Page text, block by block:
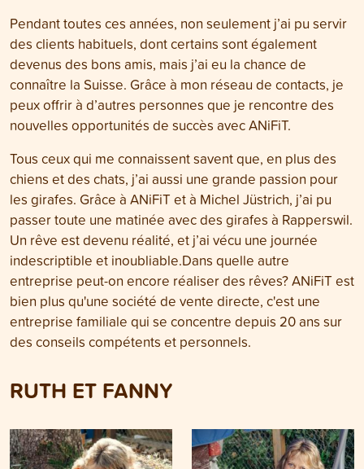
Pendant toutes ces années, non seulement j’ai pu servir
des clients habituels, dont certains sont également
devenus des bons amis, mais j’ai eu la chance de
connaître la Suisse. Grâce à mon réseau de contacts, je
peux offrir à d’autres personnes que je rencontre des
nouvelles opportunités de succès avec ANiFiT.
Tous ceux qui me connaissent savent que, en plus des
chiens et des chats, j’ai aussi une grande passion pour
les girafes. Grâce à ANiFiT et à Michel Jüstrich, j’ai pu
passer toute une matinée avec des girafes à Rapperswil.
Un rêve est devenu réalité, et j’ai vécu une journée
indescriptible et inoubliable.Dans quelle autre
entreprise peut-on encore réaliser des rêves? ANiFiT est
bien plus qu'une société de vente directe, c'est une
entreprise familiale qui se concentre depuis 20 ans sur
des conseils compétents et personnels.
RUTH ET FANNY